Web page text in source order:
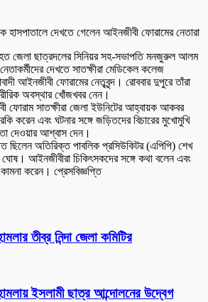
আহত জেলা ছাত্রদলের সিনিয়র সহ-সভাপতি মনজুরুল আলম
দেখতে সাতক্ষীরা মেডিকেল কলেজ
আইনজীবী ফোরামের নেতৃবৃন্দ। রোববার দুপুরে তাঁরা
অবস্থার খোঁজখবর নেন।
ফোরাম সাতক্ষীরা জেলা ইউনিটের আহ্বায়ক আকবর
করেন এবং ঘটনার সঙ্গে জড়িতদের বিচারের মুখোমুখি
দেওয়ার আশ্বাস দেন।
ছিলেন অতিরিক্ত পাবলিক প্রসিউকিটর (এপিপি) শেখ
ঘোষ। আইনজীবীরা চিকিৎসকদের সঙ্গে কথা বলেন এবং
করেন। প্রেসবিজ্ঞপ্তি
তীব্র নিন্দা জেলা কমিটির
ইসলামী ছাত্র আন্দোলনের উদ্বেগ